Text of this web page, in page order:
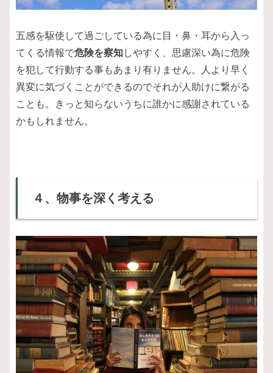
五感を駆使して過ごしている為に目・鼻・耳から入っ
てくる情報で危険を察知しやすく、思慮深い為に危険
を犯して行動する事もあまり有りません。人より早く
異変に気づくことができるのでそれが人助けに繋がる
ことも。きっと知らないうちに誰かに感謝されている
かもしれません。
４、物事を深く考える